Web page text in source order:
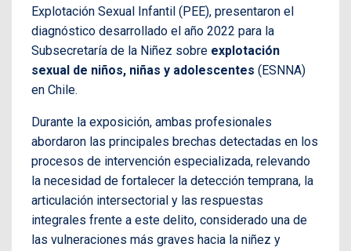
Explotación Sexual Infantil (PEE), presentaron el
diagnóstico desarrollado el año 2022 para la
Subsecretaría de la Niñez sobre explotación
sexual de niños, niñas y adolescentes (ESNNA)
en Chile.
Durante la exposición, ambas profesionales
abordaron las principales brechas detectadas en los
procesos de intervención especializada, relevando
la necesidad de fortalecer la detección temprana, la
articulación intersectorial y las respuestas
integrales frente a este delito, considerado una de
las vulneraciones más graves hacia la niñez y